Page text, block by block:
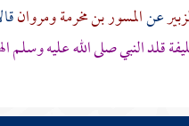
عنالمسور بن مخرمةومروان
قلد النبي صلى الله عليه وسلم